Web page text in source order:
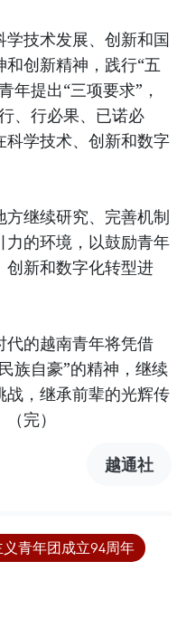
技术发展、创新和国
创新精神，践行“五
年提出“三项要求”，
、行必果、已诺必
学技术、创新和数字
继续研究、完善机制
的环境，以鼓励青年
创新和数字化转型进
代的越南青年将凭借
族自豪”的精神，继续
，继承前辈的光辉传
完）
越通社
青年团成立94周年